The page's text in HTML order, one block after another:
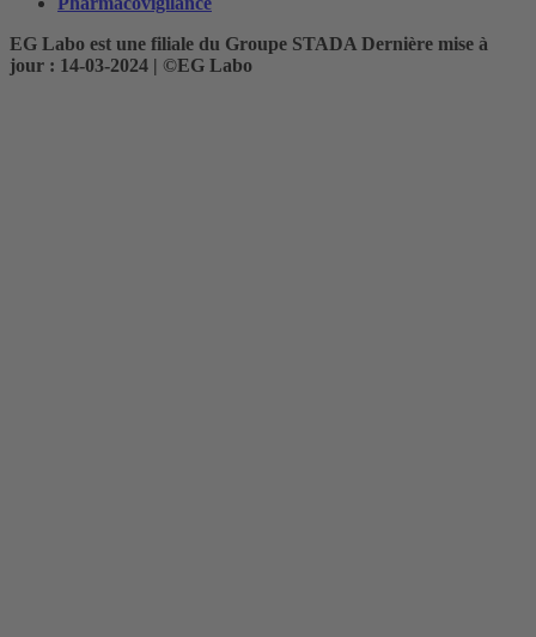
EG Labo est une filiale du Groupe STADA Dernière mise à
jour : 14-03-2024 | ©EG Labo